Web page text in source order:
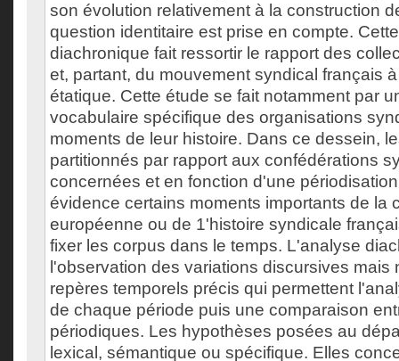
son évolution relativement à la construction
question identitaire est prise en compte.
diachronique fait ressortir le rapport des
et, partant, du mouvement syndical français
étatique. Cette étude se fait notamment par
vocabulaire spécifique des organisations
moments de leur histoire. Dans ce dessein,
partitionnés par rapport aux confédérations
concernées et en fonction d'une
évidence certains moments importants de la
européenne ou de 1'histoire syndicale
fixer les corpus dans le temps. L'analyse
l'observation des variations discursives mais
repères temporels précis qui permettent
de chaque période puis une comparaison
périodiques. Les hypothèses posées au
lexical, sémantique ou spécifique. Elles